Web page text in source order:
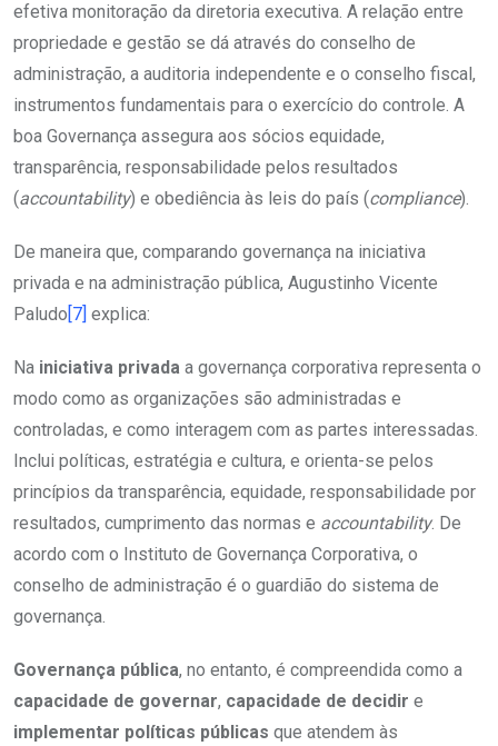
efetiva monitoração da diretoria executiva. A relação entre
propriedade e gestão se dá através do conselho de
administração, a auditoria independente e o conselho fiscal,
instrumentos fundamentais para o exercício do controle. A
boa Governança assegura aos sócios equidade,
transparência, responsabilidade pelos resultados
(accountability) e obediência às leis do país (compliance).
De maneira que, comparando governança na iniciativa
privada e na administração pública, Augustinho Vicente
Paludo[7] explica:
Na iniciativa privada a governança corporativa representa o
modo como as organizações são administradas e
controladas, e como interagem com as partes interessadas.
Inclui políticas, estratégia e cultura, e orienta-se pelos
princípios da transparência, equidade, responsabilidade por
resultados, cumprimento das normas e accountability. De
acordo com o Instituto de Governança Corporativa, o
conselho de administração é o guardião do sistema de
governança.
Governança pública, no entanto, é compreendida como a
capacidade de governar, capacidade de decidir e
implementar políticas públicas que atendem às